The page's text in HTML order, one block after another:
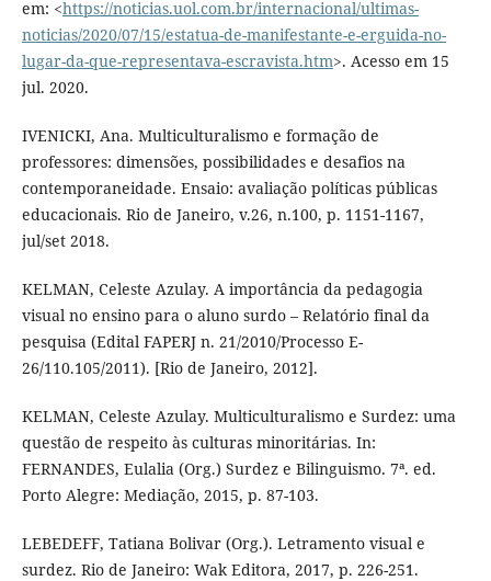
em: <https://noticias.uol.com.br/internacional/ultimas-
noticias/2020/07/15/estatua-de-manifestante-e-erguida-no-
lugar-da-que-representava-escravista.htm>. Acesso em 15
jul. 2020.
IVENICKI, Ana. Multiculturalismo e formação de
professores: dimensões, possibilidades e desafios na
contemporaneidade. Ensaio: avaliação políticas públicas
educacionais. Rio de Janeiro, v.26, n.100, p. 1151-1167,
jul/set 2018.
KELMAN, Celeste Azulay. A importância da pedagogia
visual no ensino para o aluno surdo – Relatório final da
pesquisa (Edital FAPERJ n. 21/2010/Processo E-
26/110.105/2011). [Rio de Janeiro, 2012].
KELMAN, Celeste Azulay. Multiculturalismo e Surdez: uma
questão de respeito às culturas minoritárias. In:
FERNANDES, Eulalia (Org.) Surdez e Bilinguismo. 7ª. ed.
Porto Alegre: Mediação, 2015, p. 87-103.
LEBEDEFF, Tatiana Bolivar (Org.). Letramento visual e
surdez. Rio de Janeiro: Wak Editora, 2017, p. 226-251.